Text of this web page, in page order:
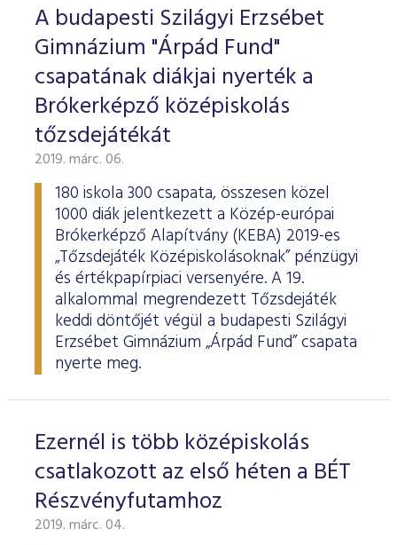
A budapesti Szilágyi Erzsébet
Gimnázium "Árpád Fund"
csapatának diákjai nyerték a
Brókerképző középiskolás
tőzsdejátékát
2019. márc. 06.
180 iskola 300 csapata, összesen közel
1000 diák jelentkezett a Közép-európai
Brókerképző Alapítvány (KEBA) 2019-es
„Tőzsdejáték Középiskolásoknak” pénzügyi
és értékpapírpiaci versenyére. A 19.
alkalommal megrendezett Tőzsdejáték
keddi döntőjét végül a budapesti Szilágyi
Erzsébet Gimnázium „Árpád Fund” csapata
nyerte meg.
Ezernél is több középiskolás
csatlakozott az első héten a BÉT
Részvényfutamhoz
2019. márc. 04.